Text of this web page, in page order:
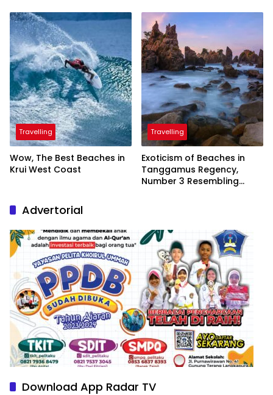
President
Travelling
Wow, The Best Beaches in
Krui West Coast
Travelling
Exoticism of Beaches in
Tanggamus Regency,
Number 3 Resembling
Advertorial
Download App Radar TV